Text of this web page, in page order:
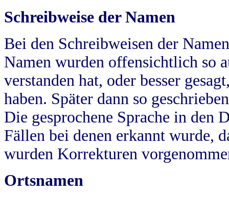
Schreibweise der Namen
Bei den Schreibweisen der
Namen wurden offensichtlich so
verstanden hat, oder besser
haben. Später dann so
Die gesprochene Sprache in
Fällen bei denen erkannt wurde,
wurden Korrekturen
Ortsnamen